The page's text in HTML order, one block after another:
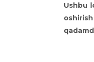
Ushbu